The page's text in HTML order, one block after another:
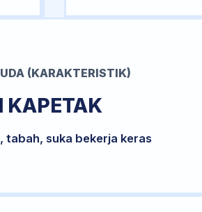
(KARAKTERISTIK)
KAPETAK
tabah, suka bekerja keras